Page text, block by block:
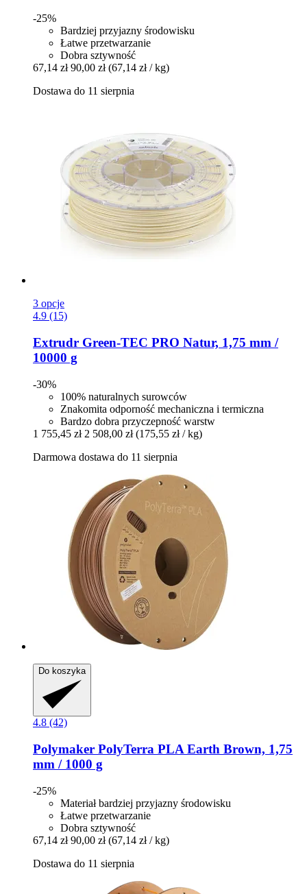
-25%
Bardziej przyjazny środowisku
Łatwe przetwarzanie
Dobra sztywność
67,14 zł 90,00 zł (67,14 zł / kg)
Dostawa do 11 sierpnia
3 opcje
4.9 (15)
Extrudr Green-​TEC PRO Natur, 1,75 mm /
10000 g
-30%
100% naturalnych surowców
Znakomita odporność mechaniczna i termiczna
Bardzo dobra przyczepność warstw
1 755,45 zł 2 508,00 zł (175,55 zł / kg)
Darmowa dostawa do 11 sierpnia
Do koszyka
4.8 (42)
Polymaker PolyTerra PLA Earth Brown, 1,75
mm / 1000 g
-25%
Materiał bardziej przyjazny środowisku
Łatwe przetwarzanie
Dobra sztywność
67,14 zł 90,00 zł (67,14 zł / kg)
Dostawa do 11 sierpnia